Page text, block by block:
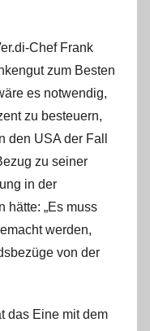
Chef Frank
zum Besten
es notwendig,
zu besteuern,
den USA der Fall
zu seiner
in der
hätte: „Es muss
werden,
von der
das Eine mit dem